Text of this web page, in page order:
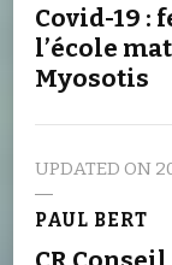
Covid-19 :
l’école
Myosotis
UPDATED ON
PAUL BERT